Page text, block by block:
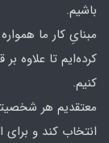
باشیم.
مبنایِ کار ما
کرده‌ایم تا علاوه
کنیم.
معتقدیم هر
انتخاب کند و